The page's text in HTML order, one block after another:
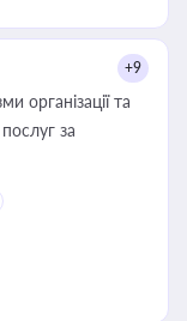
+9
організації та
за